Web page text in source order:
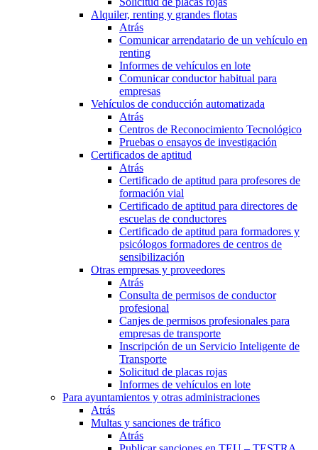
Alquiler, renting y grandes flotas
Atrás
Comunicar arrendatario de un vehículo en
renting
Informes de vehículos en lote
Comunicar conductor habitual para
empresas
Vehículos de conducción automatizada
Atrás
Centros de Reconocimiento Tecnológico
Pruebas o ensayos de investigación
Certificados de aptitud
Atrás
Certificado de aptitud para profesores de
formación vial
Certificado de aptitud para directores de
escuelas de conductores
Certificado de aptitud para formadores y
psicólogos formadores de centros de
sensibilización
Otras empresas y proveedores
Atrás
Consulta de permisos de conductor
profesional
Canjes de permisos profesionales para
empresas de transporte
Inscripción de un Servicio Inteligente de
Transporte
Solicitud de placas rojas
Informes de vehículos en lote
Para ayuntamientos y otras administraciones
Atrás
Multas y sanciones de tráfico
Atrás